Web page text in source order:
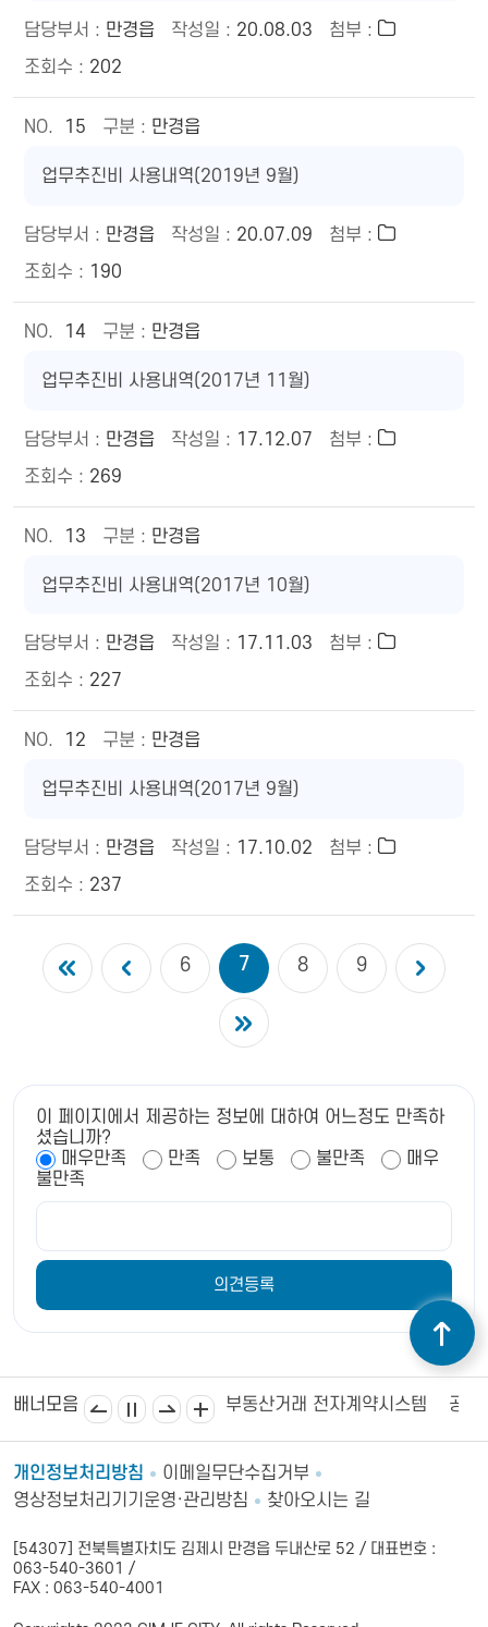
만경읍
20.08.03
202
15 만경읍
업무추진비 사용내역(2019년 9월)
만경읍
20.07.09
190
14 만경읍
업무추진비 사용내역(2017년 11월)
만경읍
17.12.07
269
13 만경읍
업무추진비 사용내역(2017년 10월)
만경읍
17.11.03
227
12 만경읍
업무추진비 사용내역(2017년 9월)
만경읍
17.10.02
237
6 7 8 9
이 페이지에서 제공하는 정보에 대하여 어느정도 만족하
셨습니까?
매우만족
만족 보통 불만족
매우
불만족
배너모음
김제시의회 소비자24 부동산거래 전자계약시스템 공공
개인정보처리방침
이메일무단수집거부
영상정보처리기기운영·관리방침
찾아오시는 길
[54307] 전북특별자치도 김제시 만경읍 두내산로 52 / 대표번호 :
063-540-3601 /
FAX : 063-540-4001